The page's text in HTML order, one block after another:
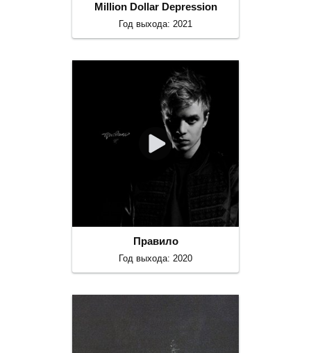
Million Dollar Depression
Год выхода: 2021
Правило
Год выхода: 2020